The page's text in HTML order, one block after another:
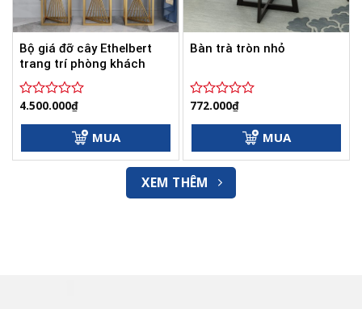
Bộ giá đỡ cây Ethelbert
trang trí phòng khách
Được
5
4.500.000₫
MUA
Bàn trà tròn nhỏ
Được
5
sao
772.000₫
MUA
XEM THÊM